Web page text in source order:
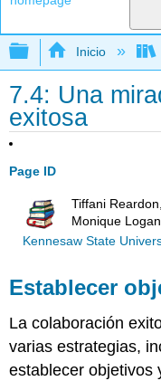
Expandir/
Inicio
7.4: Una
exitosa
Page ID
Tiffani
Monique
Kennesaw State
Establecer
La colaboración
varias estrategias,
establecer objetivos